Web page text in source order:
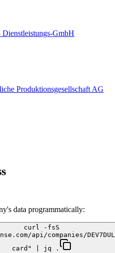
GmbH
Produktionsgesellschaft AG
data programmatically:
curl -fsS
api/companies/
card" | jq .